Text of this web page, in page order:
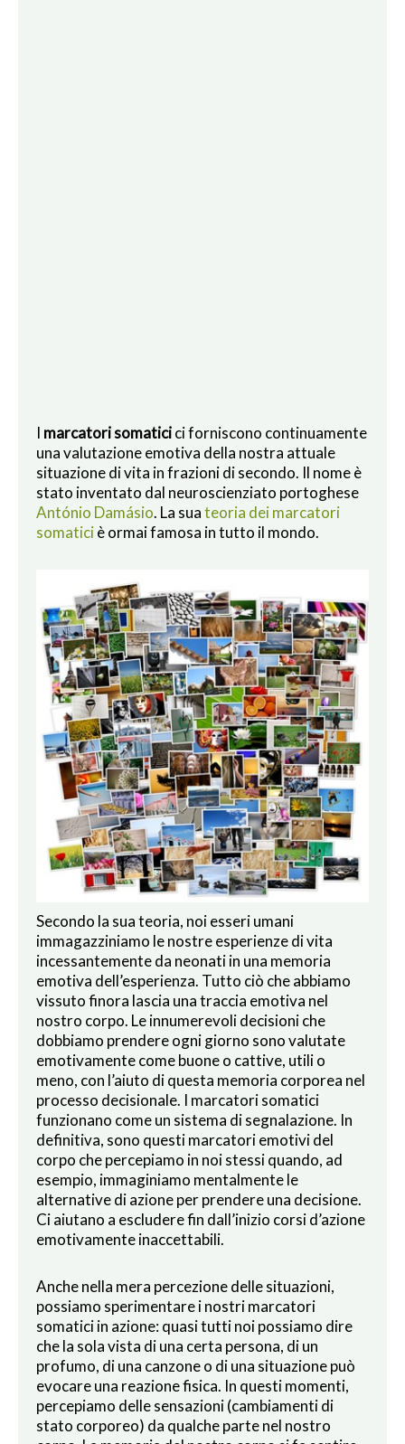
I marcatori somaticici forniscono continuamente
una valutazione emotiva della nostra attuale
situazione di vita in frazioni di secondo. Il nome è
stato inventato dal neuroscienziato portoghese
António Damásio. La suateoria dei marcatori
somaticiè ormai famosa in tutto il mondo.
Secondo la sua teoria, noi esseri umani
immagazziniamo le nostre esperienze di vita
incessantemente da neonati in una memoria
emotiva dell’esperienza. Tutto ciò che abbiamo
vissuto finora lascia una traccia emotiva nel
nostro corpo. Le innumerevoli decisioni che
dobbiamo prendere ogni giorno sono valutate
emotivamente come buone o cattive, utili o
meno, con l’aiuto di questa memoria corporea nel
processo decisionale. I marcatori somatici
funzionano come un sistema di segnalazione. In
definitiva, sono questi marcatori emotivi del
corpo che percepiamo in noi stessi quando, ad
esempio, immaginiamo mentalmente le
alternative di azione per prendere una decisione.
Ci aiutano a escludere fin dall’inizio corsi d’azione
emotivamente inaccettabili.
Anche nella mera percezione delle situazioni,
possiamo sperimentare i nostri marcatori
somatici in azione: quasi tutti noi possiamo dire
che la sola vista di una certa persona, di un
profumo, di una canzone o di una situazione può
evocare una reazione fisica. In questi momenti,
percepiamo delle sensazioni (cambiamenti di
stato corporeo) da qualche parte nel nostro